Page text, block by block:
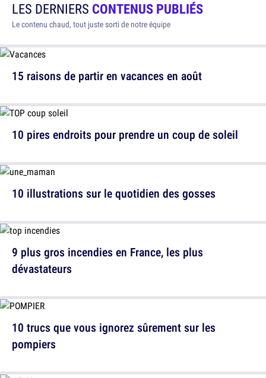
LES DERNIERS CONTENUS PUBLIÉS
Le contenu chaud, tout juste sorti de notre équipe
15 raisons de partir en vacances en août
10 illustrations sur le quotidien des gosses
10 trucs que vous ignorez sûrement sur les
pompiers
10 pires endroits pour prendre un coup de soleil
9 plus gros incendies en France, les plus
dévastateurs